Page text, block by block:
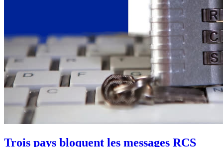
Trois pays bloquent les messages RCS